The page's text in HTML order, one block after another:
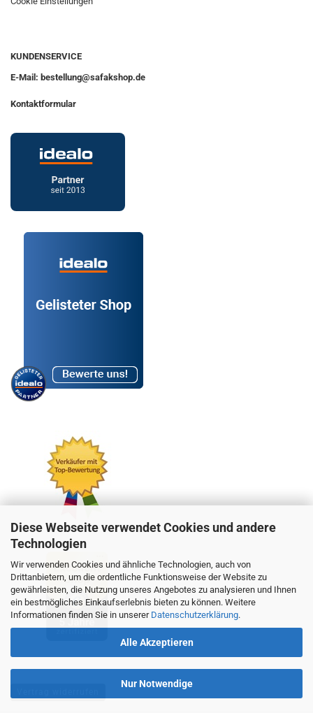
Diese Webseite verwendet Cookies und andere
Technologien
Wir verwenden Cookies und ähnliche Technologien, auch von
Drittanbietern, um die ordentliche Funktionsweise der Website zu
gewährleisten, die Nutzung unseres Angebotes zu analysieren und Ihnen
ein bestmögliches Einkaufserlebnis bieten zu können. Weitere
Informationen finden Sie in unserer Datenschutzerklärung.
Alle Akzeptieren
Nur Notwendige
KUNDENSERVICE
E-Mail: bestellung@safakshop.de
Kontaktformular